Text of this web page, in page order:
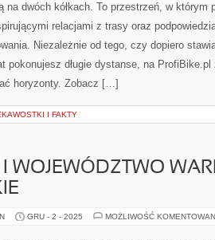
na dwóch kółkach. To przestrzeń, w którym
relacjami z trasy oraz
Niezależnie od tego, czy dopiero
pokonujesz długie dystanse, na ProfiBike.pl
horyzonty. Zobacz […]
I FAKTY
WOJEWÓDZTWO
GRU - 2 - 2025 MOŻLIWOŚĆ